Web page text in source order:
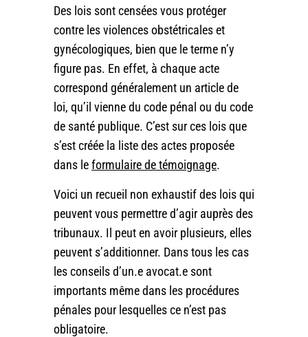
Des lois sont censées vous protéger
contre les violences obstétricales et
gynécologiques, bien que le terme n’y
figure pas. En effet, à chaque acte
correspond généralement un article de
loi, qu’il vienne du code pénal ou du code
de santé publique. C’est sur ces lois que
s’est créée la liste des actes proposée
dans leformulaire de témoignage.
Voici un recueil non exhaustif des lois qui
peuvent vous permettre d’agir auprès des
tribunaux. Il peut en avoir plusieurs, elles
peuvent s’additionner. Dans tous les cas
les conseils d’un.e avocat.e sont
importants même dans les procédures
pénales pour lesquelles ce n’est pas
obligatoire.